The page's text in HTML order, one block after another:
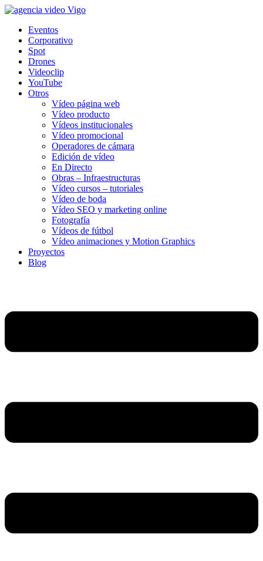
Eventos
Corporativo
Spot
Drones
Videoclip
YouTube
Otros
Vídeo página web
Vídeo producto
Vídeos institucionales
Vídeo promocional
Operadores de cámara
Edición de vídeo
En Directo
Obras – Infraestructuras
Vídeo cursos – tutoriales
Vídeo de boda
Vídeo SEO y marketing online
Fotografía
Vídeos de fútbol
Vídeo animaciones y Motion Graphics
Proyectos
Blog